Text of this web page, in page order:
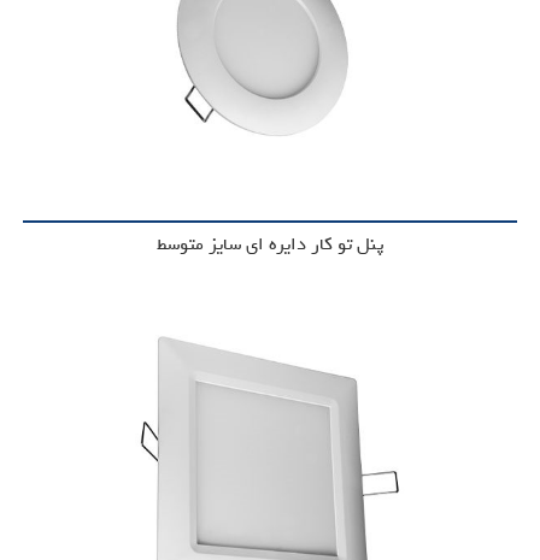
پنل تو کار دایره ای سایز متوسط